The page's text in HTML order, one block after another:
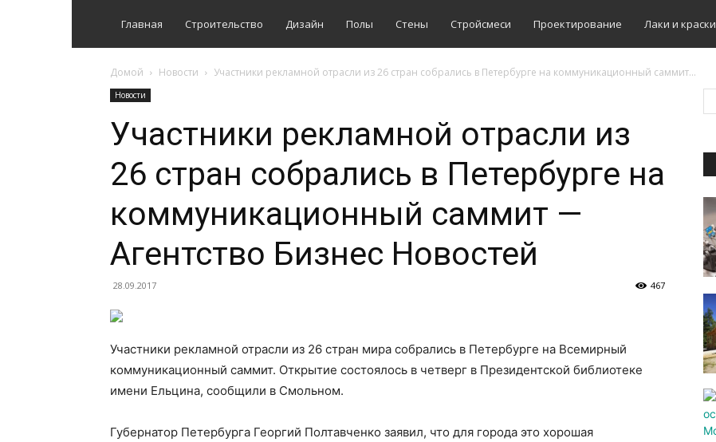
Главная Строительство Дизайн Полы Стены Стройсмеси Проектирование Лаки и краски
Домой Новости Участники рекламной отрасли из 26 стран собрались в Петербурге на коммуникационный саммит...
Новости
Участники рекламной отрасли из
26 стран собрались в Петербурге на
коммуникационный саммит —
Агентство Бизнес Новостей
28.09.2017 467
Участники рекламной отрасли из 26 стран мира собрались в Петербурге на Всемирный
коммуникационный саммит. Открытие состоялось в четверг в Президентской библиотеке
имени Ельцина, сообщили в Смольном.
Губернатор Петербурга Георгий Полтавченко заявил, что для города это хорошая